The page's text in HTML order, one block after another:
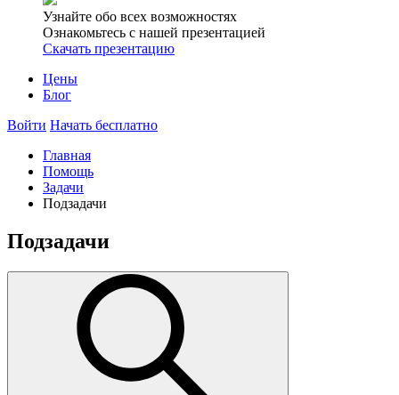
Узнайте обо всех возможностях
Ознакомьтесь с нашей презентацией
Скачать презентацию
Цены
Блог
Войти Начать бесплатно
Главная
Помощь
Задачи
Подзадачи
Подзадачи